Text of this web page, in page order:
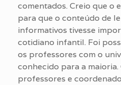
comentados. Creio que o
para que o conteúdo de
informativos tivesse
cotidiano infantil. Foi
os professores com o
conhecido para a
professores e